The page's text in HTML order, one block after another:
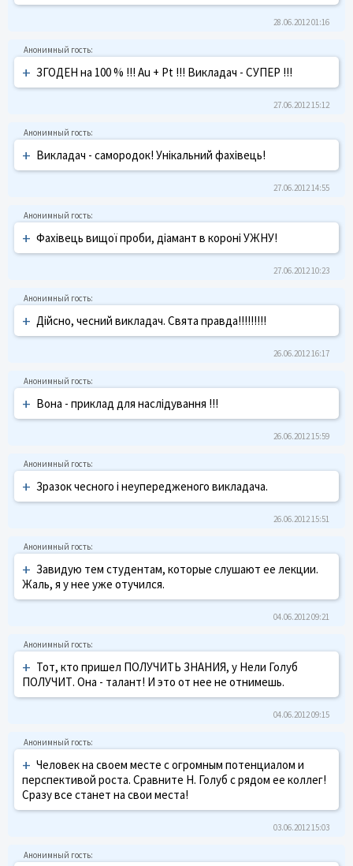
28.06.2012 01:16
+ ЗГОДЕН на 100 % !!! Au + Pt !!! Викладач - СУПЕР !!!
27.06.2012 15:12
+ Викладач - самородок! Унікальний фахівець!
27.06.2012 14:55
+ Фахівець вищої проби, діамант в короні УЖНУ!
27.06.2012 10:23
+ Дійсно, чесний викладач. Свята правда!!!!!!!!!
26.06.2012 16:17
+ Вона - приклад для наслідування !!!
26.06.2012 15:59
+ Зразок чесного і неупередженого викладача.
26.06.2012 15:51
+ Завидую тем студентам, которые слушают ее лекции.
Жаль, я у нее уже отучился.
04.06.2012 09:21
+ Тот, кто пришел ПОЛУЧИТЬ ЗНАНИЯ, у Нели Голуб
ПОЛУЧИТ. Она - талант! И это от нее не отнимешь.
04.06.2012 09:15
+ Человек на своем месте с огромным потенциалом и
перспективой роста. Сравните Н. Голуб с рядом ее коллег!
Сразу все станет на свои места!
03.06.2012 15:03